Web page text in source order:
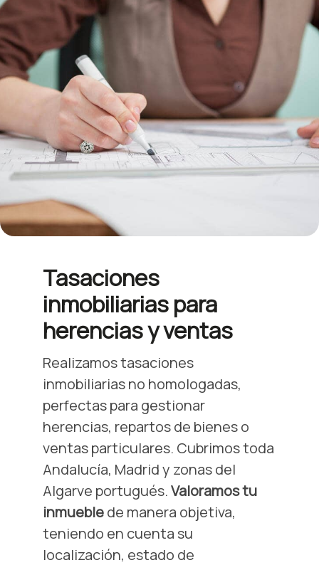
Tasaciones
inmobiliarias para
herencias y ventas
Realizamos tasaciones
inmobiliarias no homologadas,
perfectas para gestionar
herencias, repartos de bienes o
ventas particulares. Cubrimos toda
Andalucía, Madrid y zonas del
Algarve portugués.Valoramos tu
inmueblede manera objetiva,
teniendo en cuenta su
localización, estado de